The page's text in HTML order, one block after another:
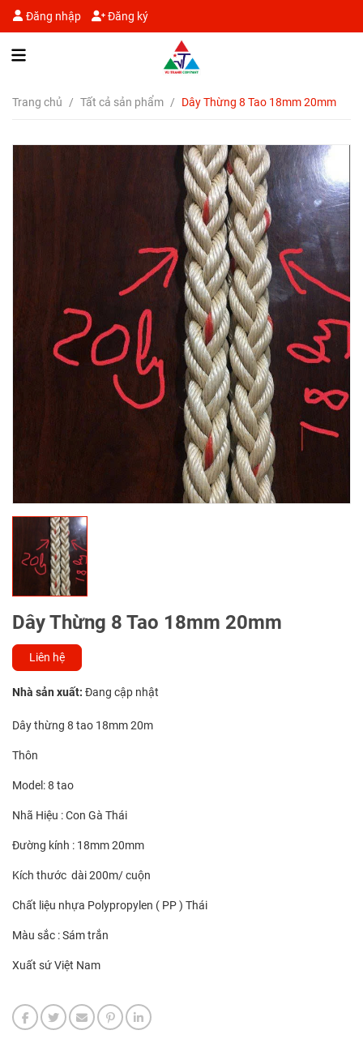
Đăng nhập Đăng ký
Trang chủ / Tất cả sản phẩm / Dây Thừng 8 Tao 18mm 20mm
Dây Thừng 8 Tao 18mm 20mm
Liên hệ
Nhà sản xuất: Đang cập nhật
Dây thừng 8 tao 18mm 20m
Thôn
Model: 8 tao
Nhã Hiệu : Con Gà Thái
Đường kính : 18mm 20mm
Kích thước dài 200m/ cuộn
Chất liệu nhựa Polypropylen ( PP ) Thái
Màu sắc : Sám trắn
Xuất sứ Việt Nam